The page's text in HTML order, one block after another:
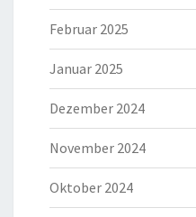
Februar 2025
Januar 2025
Dezember 2024
November 2024
Oktober 2024